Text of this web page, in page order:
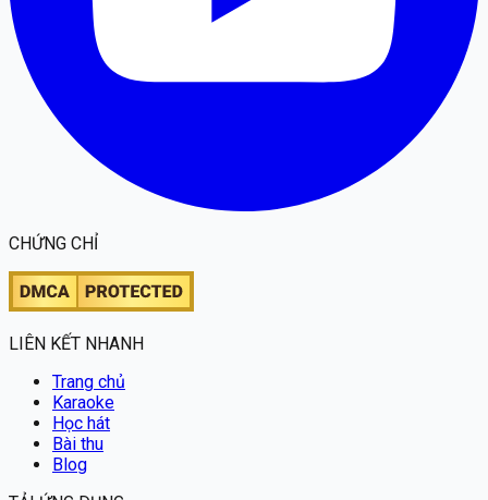
CHỨNG CHỈ
LIÊN KẾT NHANH
Trang chủ
Karaoke
Học hát
Bài thu
Blog